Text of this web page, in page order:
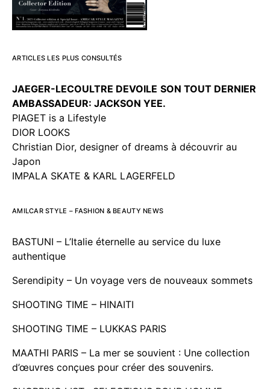
ARTICLES LES PLUS CONSULTÉS
JAEGER-LECOULTRE DEVOILE SON TOUT DERNIER
AMBASSADEUR: JACKSON YEE.
PIAGET is a Lifestyle
DIOR LOOKS
Christian Dior, designer of dreams à découvrir au
Japon
IMPALA SKATE & KARL LAGERFELD
AMILCAR STYLE – FASHION & BEAUTY NEWS
BASTUNI – L’Italie éternelle au service du luxe
authentique
Serendipity – Un voyage vers de nouveaux sommets
SHOOTING TIME – HINAITI
SHOOTING TIME – LUKKAS PARIS
MAATHI PARIS – La mer se souvient : Une collection
d’œuvres conçues pour créer des souvenirs.